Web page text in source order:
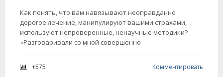
Как понять, что вам навязывают неоправданно
дорогое лечение, манипулируют вашими страхами,
используют непроверенные, ненаучные методики?
«Разговаривали со мной совершенно
+575 Комментировать